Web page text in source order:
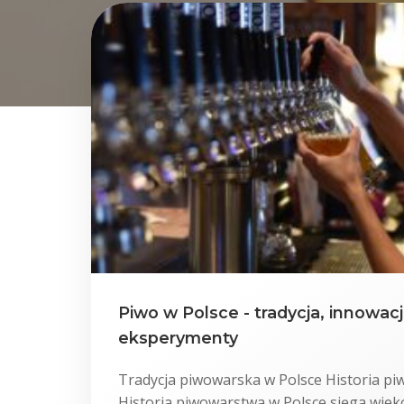
Piwo w Polsce - tradycja,
eksperymenty
Tradycja piwowarska w Polsce Historia